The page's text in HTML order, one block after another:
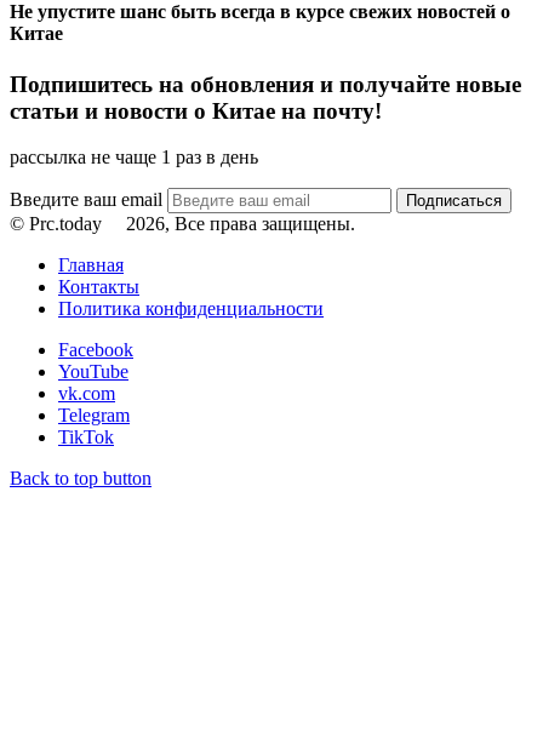
Не упустите шанс быть всегда в курсе свежих новостей о
Китае
Подпишитесь на обновления и получайте новые
статьи и новости о Китае на почту!
рассылка не чаще 1 раз в день
Введите ваш email
© Prc.today
2026, Все права защищены.
Главная
Контакты
Политика конфиденциальности
Facebook
YouTube
vk.com
Telegram
TikTok
Back to top button